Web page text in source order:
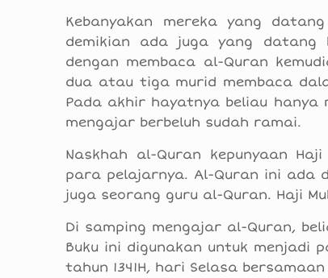
Kebanyakan mereka yang
demikian ada juga yang datang
dengan membaca al-Quran
dua atau tiga murid membaca
Pada akhir hayatnya beliau
mengajar berbeluh sudah ramai.
Naskhah al-Quran kepunyaan
para pelajarnya. Al-Quran ini ada
juga seorang guru al-Quran. Haji
Di samping mengajar al-Quran,
Buku ini digunakan untuk menjadi
tahun 1341H, hari Selasa